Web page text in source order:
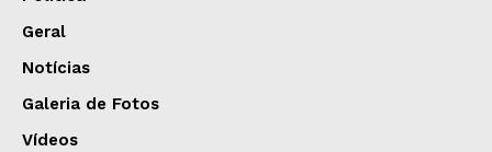
Geral
Notícias
Galeria de Fotos
Vídeos